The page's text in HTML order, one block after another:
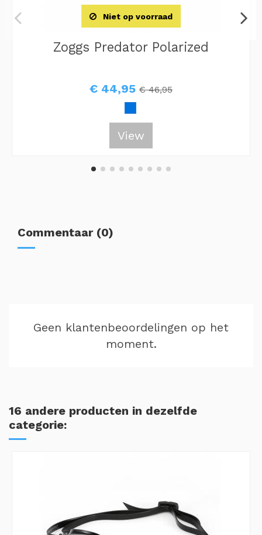
Niet op voorraad
Zoggs Predator Polarized
€ 44,95 € 46,95
View
Commentaar (0)
Geen klantenbeoordelingen op het
moment.
16 andere producten in dezelfde
categorie: